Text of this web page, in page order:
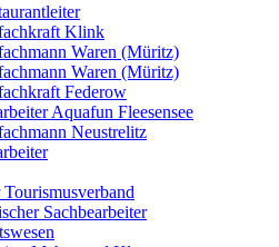
Klink
Waren (Müritz)
Waren (Müritz)
Federow
Aquafun Fleesensee
Neustrelitz
Sachbearbeiter